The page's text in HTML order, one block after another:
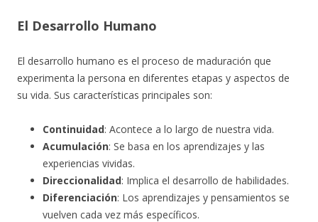
El Desarrollo Humano
El desarrollo humano es el proceso de maduración que
experimenta la persona en diferentes etapas y aspectos de
su vida. Sus características principales son:
Continuidad: Acontece a lo largo de nuestra vida.
Acumulación: Se basa en los aprendizajes y las
experiencias vividas.
Direccionalidad: Implica el desarrollo de habilidades.
Diferenciación: Los aprendizajes y pensamientos se
vuelven cada vez más específicos.